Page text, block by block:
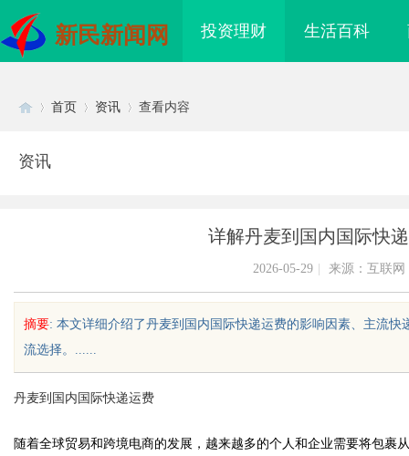
新民新闻网 投资理财 生活百科
首页 资讯 查看内容
资讯
详解丹麦到国内国际快
2026-05-29 来源：互联网
摘要: 本文详细介绍了丹麦到国内国际快递运费的影响因素、主流
流选择。......
丹麦到国内国际快递运费
随着全球贸易和跨境电商的发展，越来越多的个人和企业需要将包裹
影视娱乐新时代的先
版回本关键因素与高潜力车型介